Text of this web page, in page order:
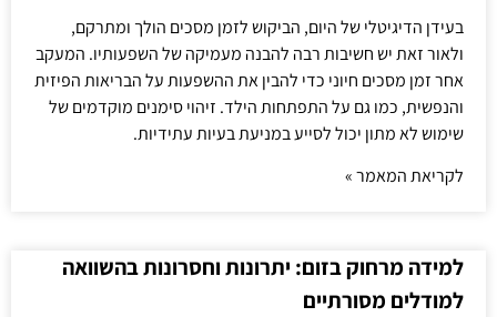
בעידן הדיגיטלי של היום, הביקוש לזמן מסכים הולך ומתרקם,
ולאור זאת יש חשיבות רבה להבנה מעמיקה של השפעותיו. המעקב
אחר זמן מסכים חיוני כדי להבין את ההשפעות על הבריאות הפיזית
והנפשית, כמו גם על התפתחות הילד. זיהוי סימנים מוקדמים של
שימוש לא מתון יכול לסייע במניעת בעיות עתידיות.
לקריאת המאמר »
למידה מרחוק בזום: יתרונות וחסרונות בהשוואה
למודלים מסורתיים